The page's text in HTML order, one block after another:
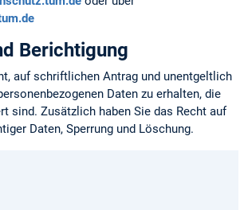
Berichtigung
auf schriftlichen Antrag und unentgeltlich
Daten zu erhalten, die
sind. Zusätzlich haben Sie das Recht auf
Daten, Sperrung und Löschung.